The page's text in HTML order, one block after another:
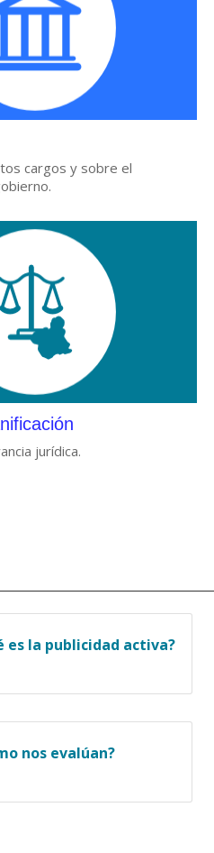
cargos y sobre el
jurídica.
es la publicidad activa?
nos evalúan?